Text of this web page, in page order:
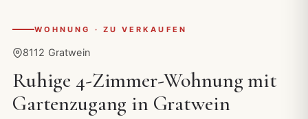
WOHNUNG · ZU VERKAUFEN
8112 Gratwein
Ruhige 4-Zimmer-Wohnung mit
Gartenzugang in Gratwein